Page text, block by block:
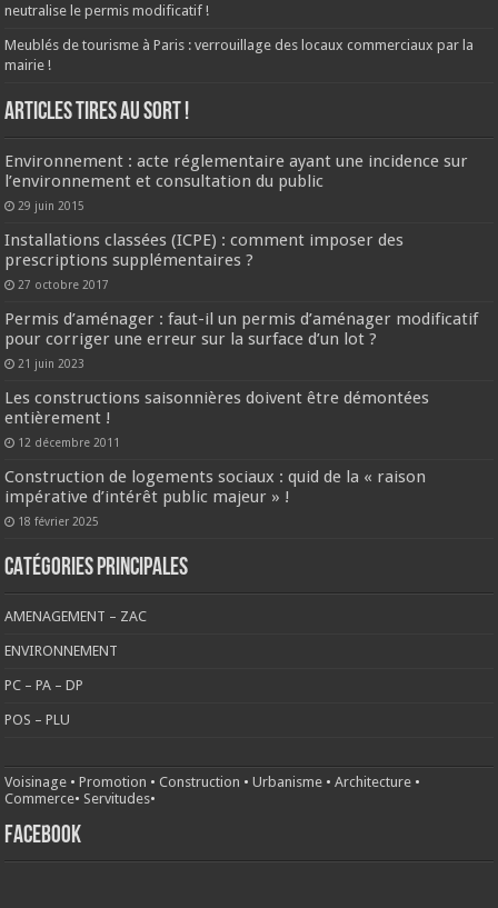
neutralise le permis modificatif !
Meublés de tourisme à Paris : verrouillage des locaux commerciaux par la
mairie !
ARTICLES TIRES AU SORT !
Environnement : acte réglementaire ayant une incidence sur
l’environnement et consultation du public
29 juin 2015
Installations classées (ICPE) : comment imposer des
prescriptions supplémentaires ?
27 octobre 2017
Permis d’aménager : faut-il un permis d’aménager modificatif
pour corriger une erreur sur la surface d’un lot ?
21 juin 2023
Les constructions saisonnières doivent être démontées
entièrement !
12 décembre 2011
Construction de logements sociaux : quid de la « raison
impérative d’intérêt public majeur » !
18 février 2025
CATÉGORIES PRINCIPALES
AMENAGEMENT – ZAC
ENVIRONNEMENT
PC – PA – DP
POS – PLU
Voisinage •Promotion •Construction •Urbanisme •Architecture •
Commerce• Servitudes•
FACEBOOK